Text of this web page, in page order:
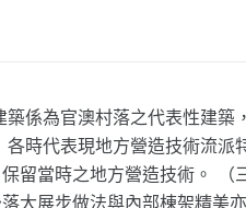
築係為官澳村落之代表性建
時代表現地方營造技術流派
留當時之地方營造技術。 （
大展步做法與內部棟架精美